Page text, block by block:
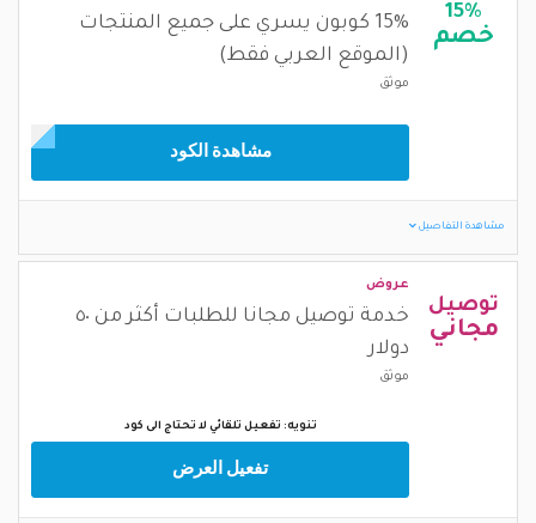
15%
خصم
15% كوبون يسري على جميع المنتجات
(الموقع العربي فقط)
موثق
مشاهدة الكود
مشاهدة التفاصيل
توصيل
مجاني
عروض
خدمة توصيل مجانا للطلبات أكثر من ٥٠
دولار
موثق
تنويه: تفعيل تلقائي لا تحتاج الى كود
تفعيل العرض